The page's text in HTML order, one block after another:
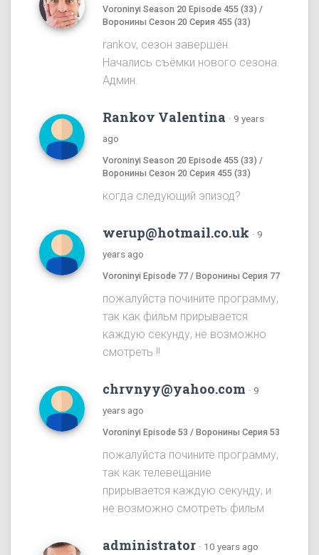
Voroninyi Season 20 Episode 455 (33) /
Воронины Сезон 20 Серия 455 (33)
rankov, сезон завершён.
Начались съёмки нового сезона.
Админ.
Rankov Valentina · 9 years
ago
Voroninyi Season 20 Episode 455 (33) /
Воронины Сезон 20 Серия 455 (33)
когда следующий эпизод?
werup@hotmail.co.uk · 9
years ago
Voroninyi Episode 77 / Воронины Серия 77
пожалуйста почините программу,
так как фильм прирывается
каждую секунду, не возможно
смотреть !!
chrvnyy@yahoo.com · 9
years ago
Voroninyi Episode 53 / Воронины Серия 53
пожалуйста почините программу,
так как телевещание
прирывается каждую секунду, и
не возможно смотреть фильм
administrator · 10 years ago